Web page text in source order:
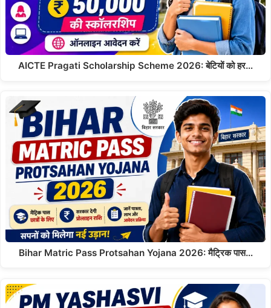
AICTE Pragati Scholarship Scheme 2026: बेटियों को हर…
Bihar Matric Pass Protsahan Yojana 2026: मैट्रिक पास…